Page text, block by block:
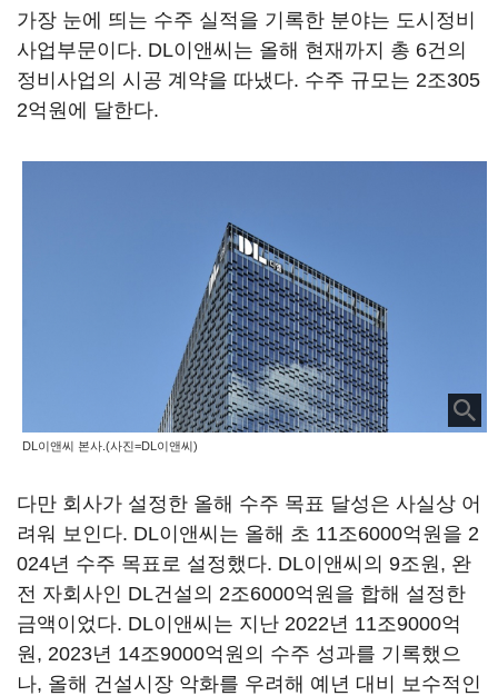
가장 눈에 띄는 수주 실적을 기록한 분야는 도시정비
사업부문이다. DL이앤씨는 올해 현재까지 총 6건의
정비사업의 시공 계약을 따냈다. 수주 규모는 2조305
2억원에 달한다.
DL이앤씨 본사.(사진=DL이앤씨)
다만 회사가 설정한 올해 수주 목표 달성은 사실상 어
려워 보인다. DL이앤씨는 올해 초 11조6000억원을 2
024년 수주 목표로 설정했다. DL이앤씨의 9조원, 완
전 자회사인 DL건설의 2조6000억원을 합해 설정한
금액이었다. DL이앤씨는 지난 2022년 11조9000억
원, 2023년 14조9000억원의 수주 성과를 기록했으
나, 올해 건설시장 악화를 우려해 예년 대비 보수적인